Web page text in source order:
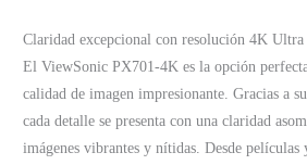
Claridad excepcional con resolución 4K
El ViewSonic PX701-4K es la opción
calidad de imagen impresionante. Gracias a
cada detalle se presenta con una claridad
imágenes vibrantes y nítidas. Desde películas